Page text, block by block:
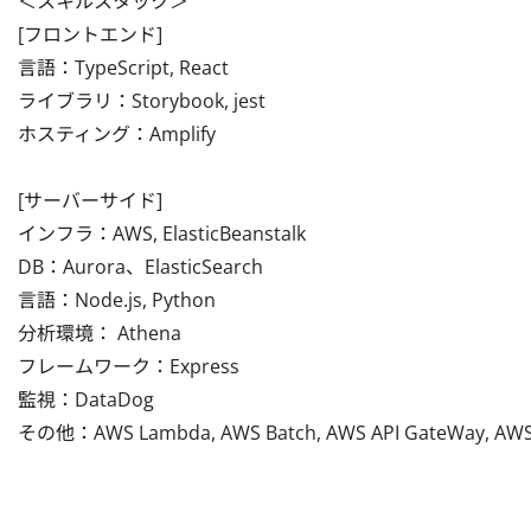
[フロントエンド]
言語：TypeScript, React
ライブラリ：Storybook, jest
ホスティング：Amplify
[サーバーサイド]
インフラ：AWS, ElasticBeanstalk
DB：Aurora、ElasticSearch
言語：Node.js, Python
分析環境： Athena
フレームワーク：Express
監視：DataDog
その他：AWS Lambda, AWS Batch, AWS API GateWay,